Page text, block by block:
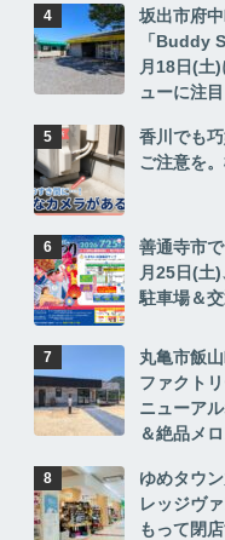
坂出市府
「Buddy
月18日(土
ューに注目
香川でも
ご注意を
善通寺市
月25日(土
駐車場＆
丸亀市飯
ファクト
ニューア
＆絶品メ
ゆめタウ
レッジヴ
もって閉